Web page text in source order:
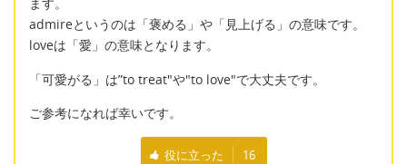
ます。
admireというのは「褒める」や「見上げる」の意味です。
loveは「愛」の意味となります。
「可愛がる」は”to treat"や"to love"で大丈夫です。
ご参考になれば幸いです。
役に立った 16